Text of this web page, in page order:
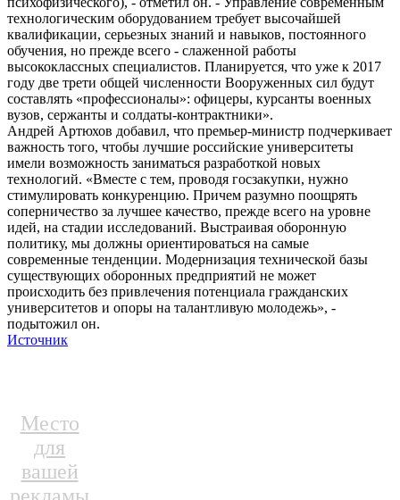
технологическим оборудованием требует высочайшей
квалификации, серьезных знаний и навыков, постоянного
обучения, но прежде всего - слаженной работы
высококлассных специалистов. Планируется, что уже к 2017
году две трети общей численности Вооруженных сил будут
составлять «профессионалы»: офицеры, курсанты военных
вузов, сержанты и солдаты-контрактники».
Андрей Артюхов добавил, что премьер-министр подчеркивает
важность того, чтобы лучшие российские университеты
имели возможность заниматься разработкой новых
технологий. «Вместе с тем, проводя госзакупки, нужно
стимулировать конкуренцию. Причем разумно поощрять
соперничество за лучшее качество, прежде всего на уровне
идей, на стадии исследований. Выстраивая оборонную
политику, мы должны ориентироваться на самые
современные тенденции. Модернизация технической базы
существующих оборонных предприятий не может
происходить без привлечения потенциала гражданских
университетов и опоры на талантливую молодежь», -
подытожил он.
Источник
Место
для
вашей